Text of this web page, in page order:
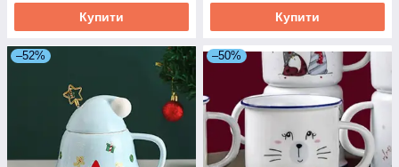
Купити Купити
–52% –50%